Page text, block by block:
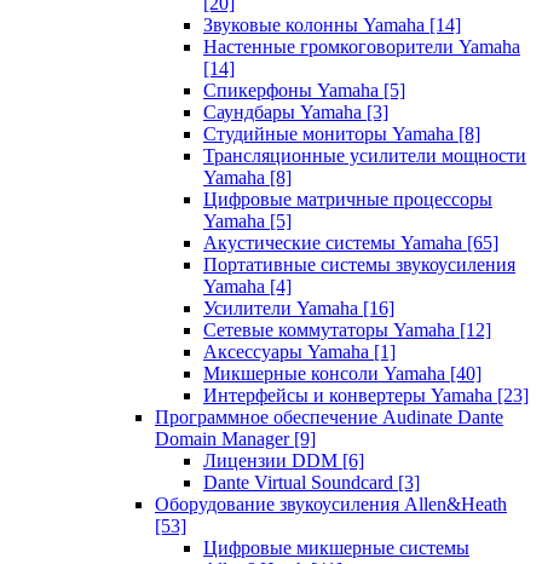
Звуковые колонны Yamaha [14]
Настенные громкоговорители Yamaha
[14]
Спикерфоны Yamaha [5]
Саундбары Yamaha [3]
Студийные мониторы Yamaha [8]
Трансляционные усилители мощности
Yamaha [8]
Цифровые матричные процессоры
Yamaha [5]
Акустические системы Yamaha [65]
Портативные системы звукоусиления
Yamaha [4]
Усилители Yamaha [16]
Сетевые коммутаторы Yamaha [12]
Аксессуары Yamaha [1]
Микшерные консоли Yamaha [40]
Интерфейсы и конвертеры Yamaha [23]
Программное обеспечение Audinate Dante
Domain Manager [9]
Лицензии DDM [6]
Dante Virtual Soundcard [3]
Оборудование звукоусиления Allen&Heath
[53]
Цифровые микшерные системы